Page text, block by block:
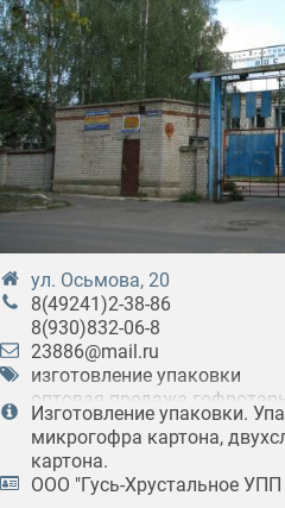
ул. Осьмовa, 20
8(49241)2-38-86
8(930)832-06-8
23886@mail.ru
изготовление упаковки
оптовая продажа
оптовая продажа упаковки
микрогофорокатрона
упаковка из гофрокартона
упаковка из
Изготовление упаковки.
микрогофра картона,
картона.
ООО "Гусь-Хрустальное